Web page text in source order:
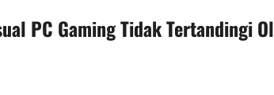
PC Gaming Tidak Tertandingi